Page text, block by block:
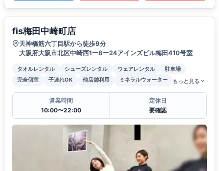
fis梅田中崎町店
天神橋筋六丁目駅から徒歩9分
大阪府大阪市北区中崎西1ー8ー24アインズビル梅田410号室
タオルレンタル シューズレンタル ウェアレンタル
駐車場
完全個室
子連れOK 他店舗利用 ミネラルウォーター もっと見る
営業時間
10:00〜22:00
定休日
要確認